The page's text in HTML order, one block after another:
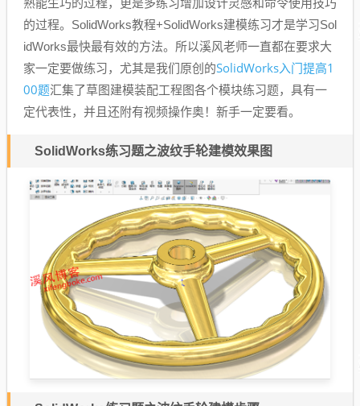
熟能生巧的过程，更是多练习增加设计灵感和命令使用技巧
的过程。SolidWorks教程+SolidWorks建模练习才是学习Sol
idWorks最快最有效的方法。所以溪风老师一直都在要求大
家一定要做练习，尤其是我们原创的SolidWorks入门提高1
00题汇集了草图建模装配工程图各个模块练习题，具有一
定代表性，并且还附有视频操作奥！新手一定要看。
SolidWorks练习题之波纹手轮建模效果图